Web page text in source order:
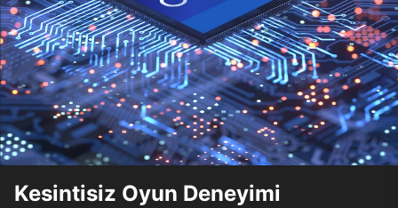
Kesintisiz Oyun Deneyimi